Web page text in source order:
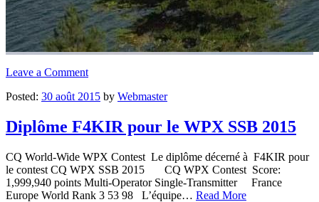
Leave a Comment
Posted: 30 août 2015 by Webmaster
Diplôme F4KIR pour le WPX SSB 2015
CQ World-Wide WPX Contest Le diplôme décerné à F4KIR pour
le contest CQ WPX SSB 2015 CQ WPX Contest Score:
1,999,940 points Multi-Operator Single-Transmitter France
Europe World Rank 3 53 98 L’équipe… Read More